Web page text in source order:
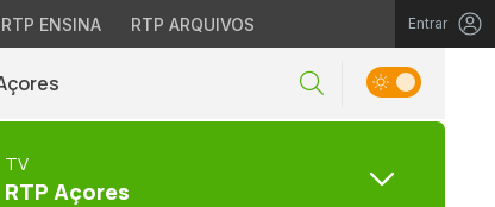
RTP ENSINA RTP ARQUIVOS Entrar
TV
RTP Açores